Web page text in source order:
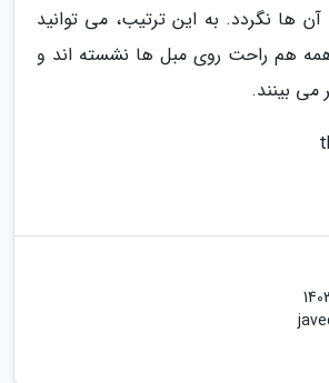
آن ها نگردد. به این ترتیب، می توانید
هم راحت روی مبل ها نشسته اند و
می بینند.